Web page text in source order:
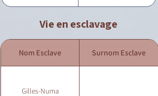
Vie en esclavage
Nom Esclave Surnom Esclave
Gilles-Numa